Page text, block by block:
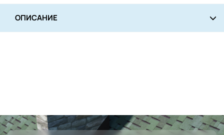
ОПИСАНИЕ